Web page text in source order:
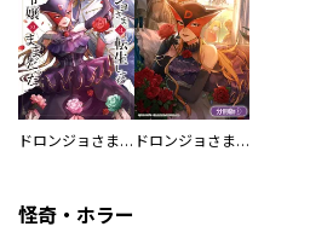
ドロンジョさまは転生しても悪役令嬢のままだった ドロンジョさまは転生しても悪役令嬢のままだった【分冊版】
怪奇・ホラー